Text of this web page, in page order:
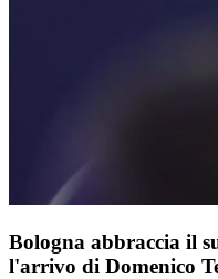
Bologna abbraccia il
l'arrivo di Domenico